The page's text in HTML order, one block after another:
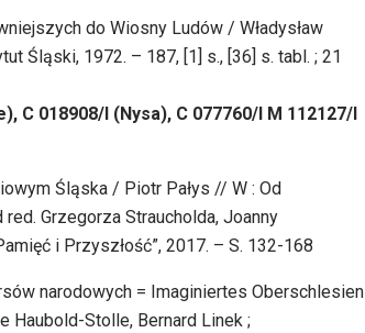
do Wiosny Ludów / Władysław
Śląski, 1972. – 187, [1] s., [36] s. tabl. ; 21
C 018908/I (Nysa), C 077760/I M 112127/I
Śląska / Piotr Pałys // W : Od
Grzegorza Straucholda, Joanny
i Przyszłość”, 2017. – S. 132-168
narodowych = Imaginiertes Oberschlesien
Haubold-Stolle, Bernard Linek ;